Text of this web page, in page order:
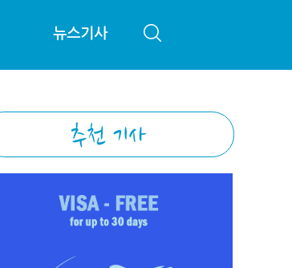
뉴스기사